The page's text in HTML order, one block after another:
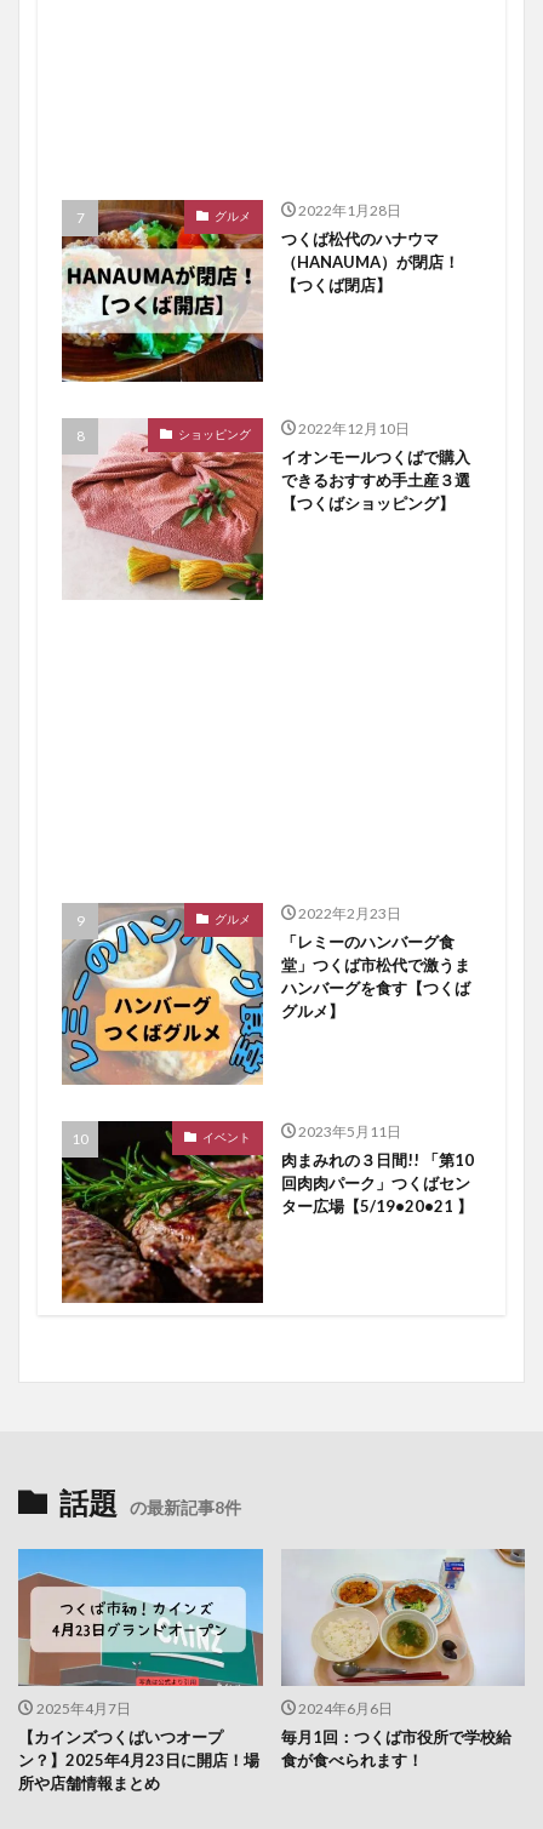
グルメ 2022年1月28日
つくば松代のハナウマ
（HANAUMA）が閉店！
【つくば閉店】
ショッピング 2022年12月10日
イオンモールつくばで購入
できるおすすめ手土産３選
【つくばショッピング】
グルメ 2022年2月23日
「レミーのハンバーグ食
堂」つくば市松代で激うま
ハンバーグを食す【つくば
グルメ】
イベント 2023年5月11日
肉まみれの３日間!! 「第10
回肉肉パーク」つくばセン
ター広場【5/19•20•21 】
話題 の最新記事8件
2025年4月7日
【カインズつくばいつオープ
ン？】2025年4月23日に開店！場
所や店舗情報まとめ
2024年6月6日
毎月1回：つくば市役所で学校給
食が食べられます！